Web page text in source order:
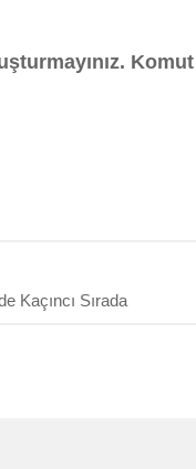
Kaçıncı Sırada